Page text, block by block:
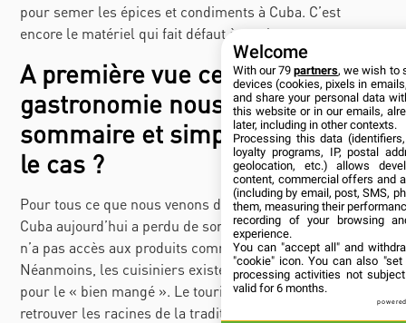
pour semer les épices et condiments à Cuba. C’est
encore le matériel qui fait défaut à ce plan.
A première vue cette
gastronomie nous paraît
sommaire et simpliste, est-ce
le cas ?
Pour tous ce que nous venons d’exposer, évidemment
Cuba aujourd’hui a perdu de son savoir-faire et surtout
n’a pas accès aux produits comme elle le voudrait.
Néanmoins, les cuisiniers existent et sont passionnés
pour le « bien mangé ». Le tourisme nous aide à
retrouver les racines de la tradition cubaine. Il existe de
Welcome
With our 79partners, we wish to
devices (cookies, pixels in
and share your personal data
this website or in our emails,
later, including in other contexts.
Processing this data
loyalty programs, IP, postal
geolocation, etc.) allows
content, commercial offers and
(including by email, post, SMS,
them, measuring their
recording of your browsing
experience.
You can "accept all" and
"cookie" icon. You can also
processing activities not
valid for 6 months.